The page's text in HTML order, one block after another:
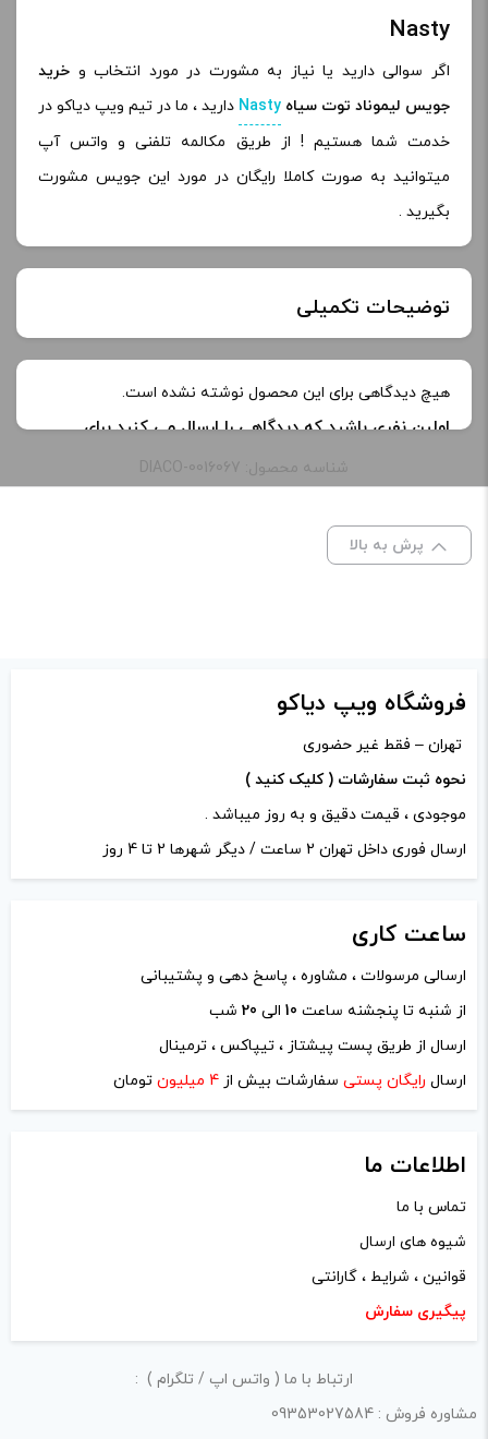
Nasty
اگر سوالی دارید یا نیاز به مشورت در مورد انتخاب و خرید
جویس لیموناد توت سیاه Nasty دارید ، ما در تیم ویپ دیاکو در
خدمت شما هستیم ! از طریق مکالمه تلفنی و واتس آپ
میتوانید به صورت کاملا رایگان در مورد این جویس مشورت
بگیرید .
توضیحات تکمیلی
نیکوتین: 3 میلی گرم, 6 میلی‌ گرم
هیچ دیدگاهی برای این محصول نوشته نشده است.
اولین نفری باشید که دیدگاهی را ارسال می کنید برای
“جویس نستی لیموناد توت سیاه | Nasty Wicked Haze
نشانی ایمیل شما منتشر نخواهد شد.
علامت‌گذاری شده‌اند
دیدگاه شما*
نام*
ایمیل*
ذخیره نام، ایمیل و وبسایت من در مرورگر برای زمانی که دوباره
دیدگاهی می‌نویسم.
لازم است محتوای ارسالی منطبق برعرف و شئونات جامعه و با
بیانی رسمی و عاری از لحن تند، تمسخرو توهین باشد.
از ارسال لینک‌های سایت‌های دیگر و ارایه‌ی اطلاعات شخصی
شناسه محصول: DIACO-0016067
پرش به بالا
فروشگاه ویپ دیاکو
تهران – فقط غیر حضوری
نحوه ثبت سفارشات ( کلیک کنید )
موجودی ، قیمت دقیق و به روز میباشد .
ارسال فوری داخل تهران 2 ساعت / دیگر شهرها 2 تا 4 روز
ساعت کاری
ارسالی مرسولات ، مشاوره ، پاسخ دهی و پشتیبانی
از شنبه تا پنجشنه ساعت 10 الی 20 شب
ارسال از طریق پست پیشتاز ، تیپاکس ، ترمینال
ارسال رایگان پستی سفارشات بیش از 4 میلیون تومان
اطلاعات ما
تماس با ما
شیوه های ارسال
قوانین ، شرایط ، گارانتی
پیگیری سفارش
ارتباط با ما ( واتس اپ / تلگرام ) :
مشاوره فروش : 09353027584